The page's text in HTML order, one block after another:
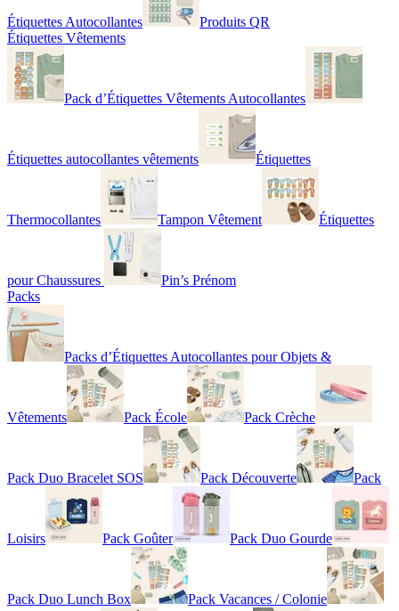
Étiquettes Autocollantes
Produits QR
Étiquettes Vêtements
Pack d’Étiquettes Vêtements Autocollantes
Étiquettes autocollantes vêtements Étiquettes
Thermocollantes Tampon Vêtement Étiquettes
pour Chaussures
Pin’s Prénom
Packs
Packs d’Étiquettes Autocollantes pour Objets &
Vêtements Pack École Pack Crèche
Pack Duo Bracelet SOS Pack Découverte Pack
Loisirs Pack Goûter Pack Duo Gourde
Pack Duo Lunch Box Pack Vacances / Colonie